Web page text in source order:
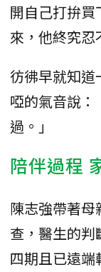
開自己打拚
來，他終究忍
彷彿早就知
啞的氣音說
過。」
陪伴過程
陳志強帶著
查，醫生的
四期且已遠端